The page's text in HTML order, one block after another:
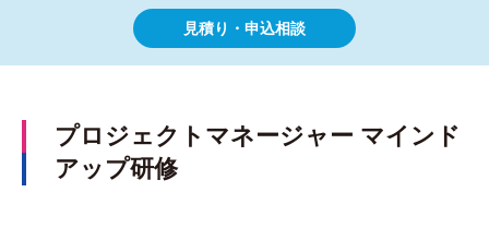
見積り・申込相談
プロジェクトマネージャー マインド
アップ研修